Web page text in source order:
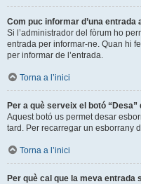
Com puc informar d’una entrada
Si l’administrador del fòrum ho
entrada per informar-ne. Quan hi
per informar de l’entrada.
Torna a l’inici
Per a què serveix el botó
Aquest botó us permet desar
tard. Per recarregar un esborrany
Torna a l’inici
Per què cal que la meva entrada